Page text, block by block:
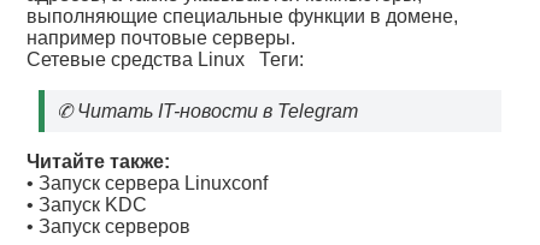
выполняющие специальные функции в домене,
например почтовые серверы.
Сетевые средства Linux Теги:
✆Читать IT-новости в Telegram
Читайте также:
•Запуск сервера Linuxconf
•Запуск KDC
•Запуск серверов